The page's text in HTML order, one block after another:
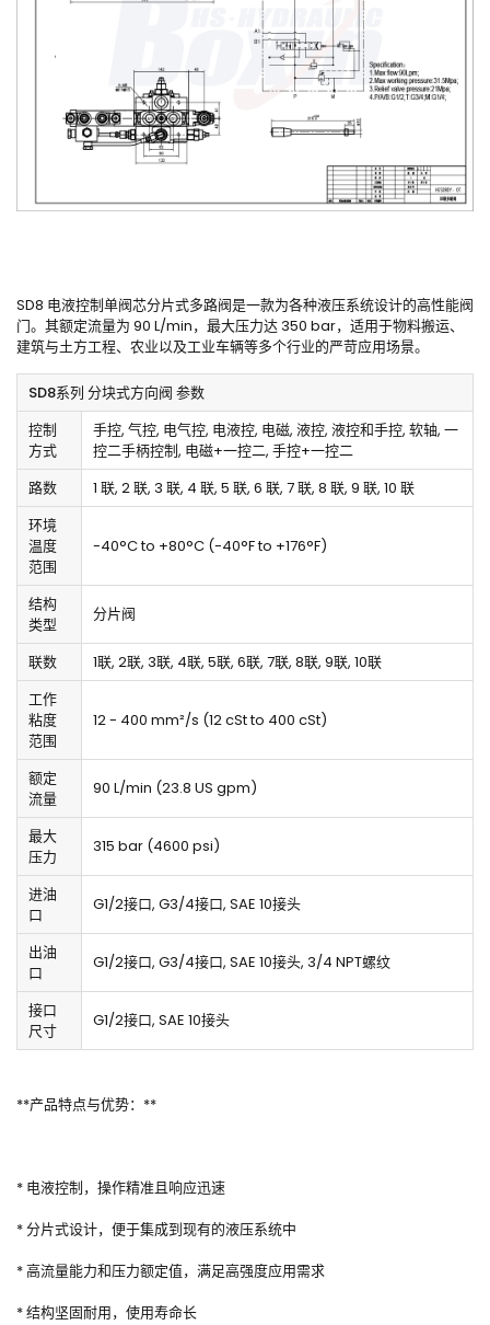
SD8 电液控制单阀芯分片式多路阀是一款为各种液压系统设计的高性能阀
门。其额定流量为 90 L/min，最大压力达 350 bar，适用于物料搬运、
建筑与土方工程、农业以及工业车辆等多个行业的严苛应用场景。
SD8系列 分块式方向阀 参数
控制
方式
手控, 气控, 电气控, 电液控, 电磁, 液控, 液控和手控, 软轴, 一
控二手柄控制, 电磁+一控二, 手控+一控二
路数
1 联, 2 联, 3 联, 4 联, 5 联, 6 联, 7 联, 8 联, 9 联, 10 联
环境
温度
范围
-40°C to +80°C (-40°F to +176°F)
结构
类型
分片阀
联数
1联, 2联, 3联, 4联, 5联, 6联, 7联, 8联, 9联, 10联
工作
粘度
范围
12 - 400 mm²/s (12 cSt to 400 cSt)
额定
流量
90 L/min (23.8 US gpm)
最大
压力
315 bar (4600 psi)
进油
口
G1/2接口, G3/4接口, SAE 10接头
出油
口
G1/2接口, G3/4接口, SAE 10接头, 3/4 NPT螺纹
接口
尺寸
G1/2接口, SAE 10接头
**产品特点与优势：**
* 电液控制，操作精准且响应迅速
* 分片式设计，便于集成到现有的液压系统中
* 高流量能力和压力额定值，满足高强度应用需求
* 结构坚固耐用，使用寿命长